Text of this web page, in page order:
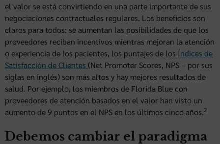
el valor se está convirtiendo en una parte importante de sus
negociaciones contractuales regulares. Los beneficios son
claros para todos: se aumentan las posibilidades de que los
proveedores reciban incentivos mientras mejoran la atención
o experiencia de los pacientes, los puntajes de los Índices de
Satisfacción de Clientes (Net Promoter Scores, NPS – por sus
siglas en inglés) son más altos y hay mejores resultados de
salud. Por ejemplo, los miembros de Florida Blue con
proveedores de atención basados en el valor han visto un
aumento de 9 puntos en el NPS en los últimos cinco años.2
Debemos cambiar el paradigma